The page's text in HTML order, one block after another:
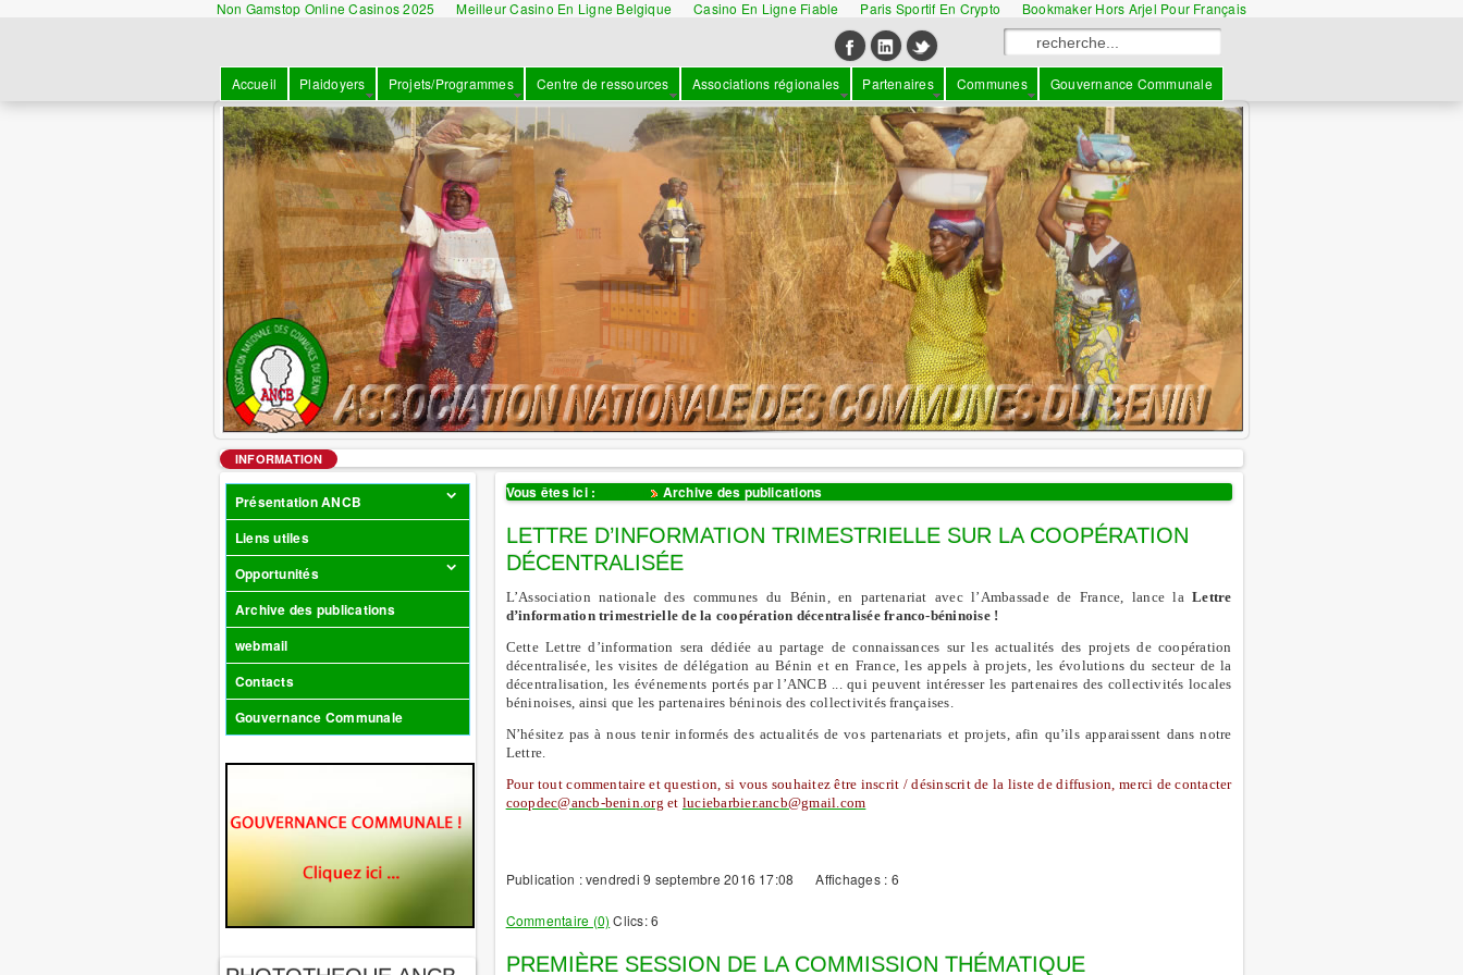
Non Gamstop Online Casinos 2025 Meilleur Casino En Ligne Belgique Casino En Ligne Fiable Paris Sportif En Crypto Bookmaker Hors Arjel Pour Français
Accueil Plaidoyers Projets/Programmes Centre de ressources Associations régionales Partenaires Communes Gouvernance Communale
INFORMATION
Présentation ANCB
Liens utiles
Opportunités
Archive des publications
webmail
Contacts
Gouvernance Communale
Vous êtes ici : Archive des publications
LETTRE D’INFORMATION TRIMESTRIELLE SUR LA COOPÉRATION
DÉCENTRALISÉE
L’Association nationale des communes du Bénin, en partenariat avec l’Ambassade de France, lance laLettre
d’information trimestrielle de la coopération décentralisée franco-béninoise !
Cette Lettre d’information sera dédiée au partage de connaissances sur les actualités des projets de coopération
décentralisée, les visites de délégation au Bénin et en France, les appels à projets, les évolutions du secteur de la
décentralisation, les événements portés par l’ANCB ... qui peuvent intéresser les partenaires des collectivités locales
béninoises, ainsi que les partenaires béninois des collectivités françaises.
N’hésitez pas à nous tenir informés des actualités de vos partenariats et projets, afin qu’ils apparaissent dans notre
Lettre.
Pour tout commentaire et question, si vous souhaitez être inscrit / désinscrit de la liste de diffusion, merci de contacter
coopdec@ancb-benin.org et luciebarbier.ancb@gmail.com
Publication : vendredi 9 septembre 2016 17:08 Affichages : 6
Commentaire (0) Clics: 6
PREMIÈRE SESSION DE LA COMMISSION THÉMATIQUE